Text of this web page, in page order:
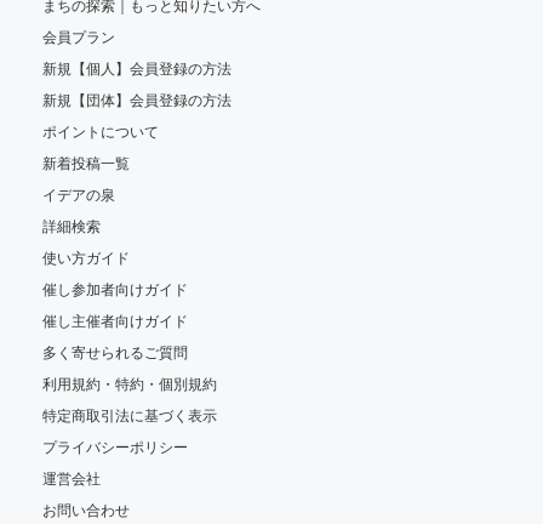
まちの探索｜もっと知りたい方へ
会員プラン
新規【個人】会員登録の方法
新規【団体】会員登録の方法
ポイントについて
新着投稿一覧
イデアの泉
詳細検索
使い方ガイド
催し参加者向けガイド
催し主催者向けガイド
多く寄せられるご質問
利用規約・特約・個別規約
特定商取引法に基づく表示
プライバシーポリシー
運営会社
お問い合わせ